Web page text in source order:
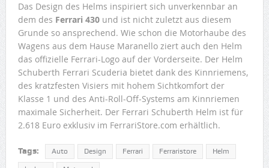
Das Design des Helms inspiriert sich unverkennbar an
dem des Ferrari 430und ist nicht zuletzt aus diesem
Grunde so ansprechend. Wie schon die Motorhaube des
Wagens aus dem Hause Maranello ziert auch den Helm
das offizielle Ferrari-Logo auf der Vorderseite. Der Helm
Schuberth Ferrari Scuderia bietet dank des Kinnriemens,
des kratzfesten Visiers mit hohem Sichtkomfort der
Klasse 1 und des Anti-Roll-Off-Systems am Kinnriemen
maximale Sicherheit. Der Ferrari Schuberth Helm ist für
2.618 Euro exklusiv im FerrariStore.com erhältlich.
Tags: Auto Design Ferrari Ferraristore Helm